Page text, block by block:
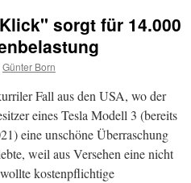
sorgt für 14.000
Günter Born
Fall aus den USA, wo der
eines Tesla Modell 3 (bereits
eine unschöne Überraschung
weil aus Versehen eine nicht
kostenpflichtige